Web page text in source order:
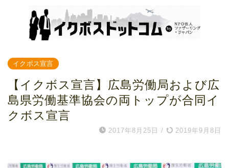
イクボス宣言
【イクボス宣言】広島労働局および広
島県労働基準協会の両トップが合同イ
クボス宣言
2017年8月25日 / 2019年9月8日